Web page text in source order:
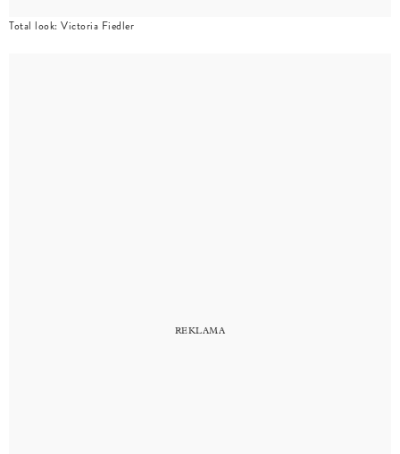
Total look: Victoria Fiedler